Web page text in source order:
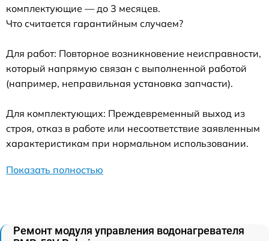
комплектующие — до 3 месяцев.
Что считается гарантийным случаем?
Для работ: Повторное возникновение неисправности,
который напрямую связан с выполненной работой
(например, неправильная установка запчасти).
Для комплектующих: Преждевременный выход из
строя, отказ в работе или несоответствие заявленным
характеристикам при нормальном использовании.
Показать полностью
Ремонт модуля управления водонагревателя